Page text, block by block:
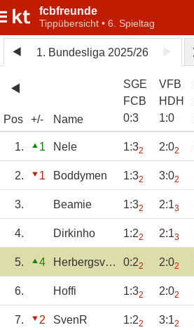
fcbfreunde
Tippübersicht • 6. Spieltag
1. Bundesliga 2025/26
Pos +/- Name
SGE
FCB
0:3
VFB
HDH
1:0
1. 1 Nele 1:32 2:02
2. 1 Boddymen 1:32 3:02
3. Beamie 1:32 2:13
4. Dirkinho 1:22 2:13
5. 4 Herbergsvater 0:22 2:02
6. Hoffi 1:32 2:02
7. 2 SvenR 1:22 3:12